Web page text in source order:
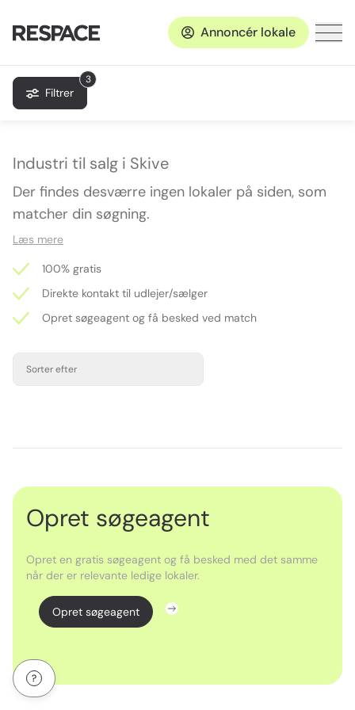
Annoncér lokale
3
Filtrer
Industri til salg i Skive
Der findes desværre ingen lokaler på siden, som
matcher din søgning.
Læs mere
100% gratis
Direkte kontakt til udlejer/sælger
Opret søgeagent og få besked ved match
Sorter efter
Opret søgeagent
Opret en gratis søgeagent og få besked med det samme
når der er relevante ledige lokaler.
Opret søgeagent